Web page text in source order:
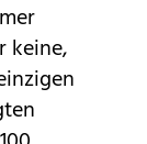
keine,